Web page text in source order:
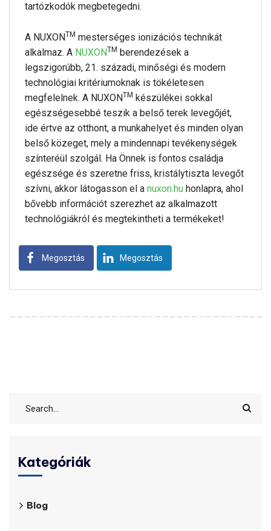
tartózkodók megbetegedni.
A NUXONTM mesterséges ionizációs technikát
alkalmaz. A NUXONTM berendezések a
legszigorúbb, 21. századi, minőségi és modern
technológiai kritériumoknak is tökéletesen
megfelelnek. A NUXONTM készülékei sokkal
egészségesebbé teszik a belső terek levegőjét,
ide értve az otthont, a munkahelyet és minden olyan
belső közeget, mely a mindennapi tevékenységek
színteréül szolgál. Ha Önnek is fontos családja
egészsége és szeretne friss, kristálytiszta levegőt
szívni, akkor látogasson el a nuxon.hu honlapra, ahol
bővebb információt szerezhet az alkalmazott
technológiákról és megtekintheti a termékeket!
Megosztás Megosztás
Kategóriák
Blog